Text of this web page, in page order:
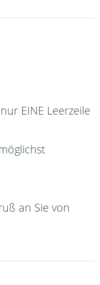
EINE Leerzeile
an Sie von